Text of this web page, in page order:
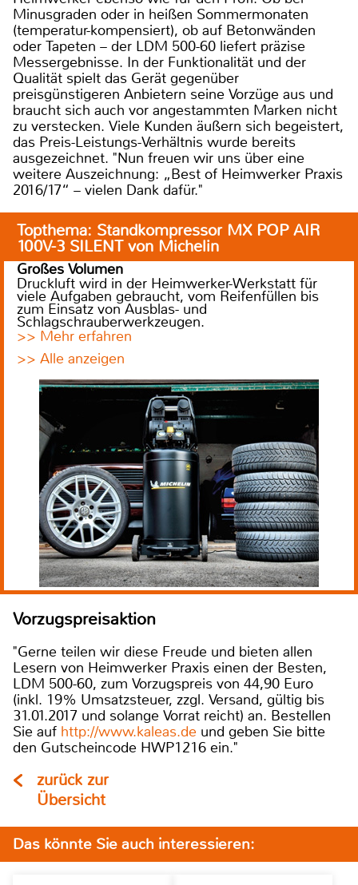
Minusgraden oder in heißen Sommermonaten
(temperatur-kompensiert), ob auf Betonwänden
oder Tapeten – der LDM 500-60 liefert präzise
Messergebnisse. In der Funktionalität und der
Qualität spielt das Gerät gegenüber
preisgünstigeren Anbietern seine Vorzüge aus und
braucht sich auch vor angestammten Marken nicht
zu verstecken. Viele Kunden äußern sich begeistert,
das Preis-Leistungs-Verhältnis wurde bereits
ausgezeichnet. "Nun freuen wir uns über eine
weitere Auszeichnung: „Best of Heimwerker Praxis
2016/17“ – vielen Dank dafür."
Topthema: Standkompressor MX POP AIR
100V-3 SILENT von Michelin
Großes Volumen
Druckluft wird in der Heimwerker-Werkstatt für
viele Aufgaben gebraucht, vom Reifenfüllen bis
zum Einsatz von Ausblas- und
Schlagschrauberwerkzeugen.
>> Mehr erfahren
>> Alle anzeigen
Vorzugspreisaktion
"Gerne teilen wir diese Freude und bieten allen
Lesern von Heimwerker Praxis einen der Besten,
LDM 500-60, zum Vorzugspreis von 44,90 Euro
(inkl. 19% Umsatzsteuer, zzgl. Versand, gültig bis
31.01.2017 und solange Vorrat reicht) an. Bestellen
Sie auf http://www.kaleas.de und geben Sie bitte
den Gutscheincode HWP1216 ein."
zurück zur
Übersicht
Das könnte Sie auch interessieren: